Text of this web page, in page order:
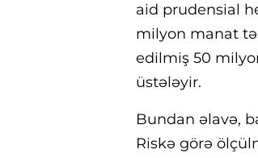
aid prudensial
milyon manat
edilmiş 50
üstələyir.
Bundan əlavə,
Riskə görə